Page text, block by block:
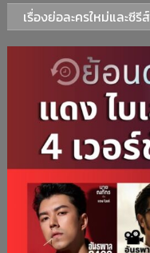
เรื่องย่อละครใหม่และซีรีส์